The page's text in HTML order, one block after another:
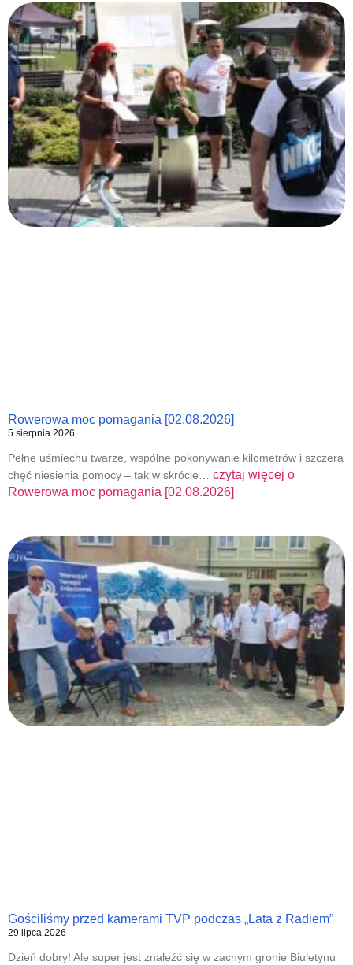
Rowerowa moc pomagania [02.08.2026]
5 sierpnia 2026
Pełne uśmiechu twarze, wspólne pokonywanie kilometrów i szczera
chęć niesienia pomocy – tak w skrócie… czytaj więcej o
Rowerowa moc pomagania [02.08.2026]
Gościliśmy przed kamerami TVP podczas „Lata z Radiem”
29 lipca 2026
Dzień dobry! Ale super jest znaleźć się w zacnym gronie Biuletynu